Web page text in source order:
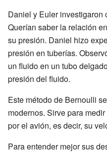
Daniel y Euler investigaron
Querían saber la relación
su presión. Daniel hizo
presión en tuberías.
un fluido en un tubo
presión del fluido.
Este método de Bernoulli
modernos. Sirve para
por el avión, es decir, su
Para entender mejor sus